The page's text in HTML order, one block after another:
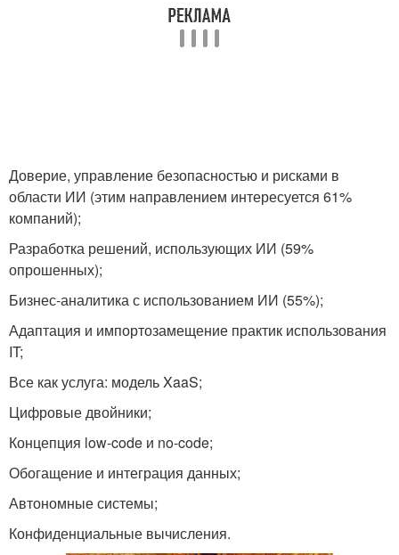
Доверие, управление безопасностью и рисками в
области ИИ (этим направлением интересуется 61%
компаний);
Разработка решений, использующих ИИ (59%
опрошенных);
Бизнес-аналитика с использованием ИИ (55%);
Адаптация и импортозамещение практик использования
IT;
Все как услуга: модель XaaS;
Цифровые двойники;
Концепция low-code и no-code;
Обогащение и интеграция данных;
Автономные системы;
Конфиденциальные вычисления.